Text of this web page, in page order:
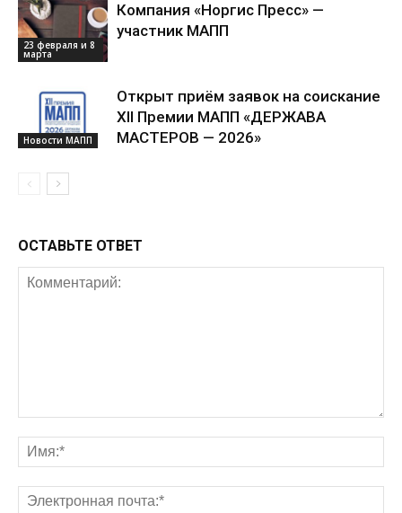
23 февраля и 8
марта
Компания «Норгис Пресс» —
участник МАПП
Новости МАПП
Открыт приём заявок на соискание
XII Премии МАПП «ДЕРЖАВА
МАСТЕРОВ — 2026»
ОСТАВЬТЕ ОТВЕТ